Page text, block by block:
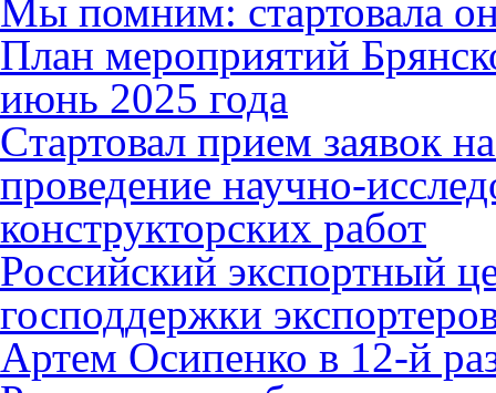
Мы помним: стартовала
План мероприятий
июнь 2025 года
Cтартовал прием заявок
проведение научно-
конструкторских работ
Российский экспортный
господдержки
Артем Осипенко в 12-й